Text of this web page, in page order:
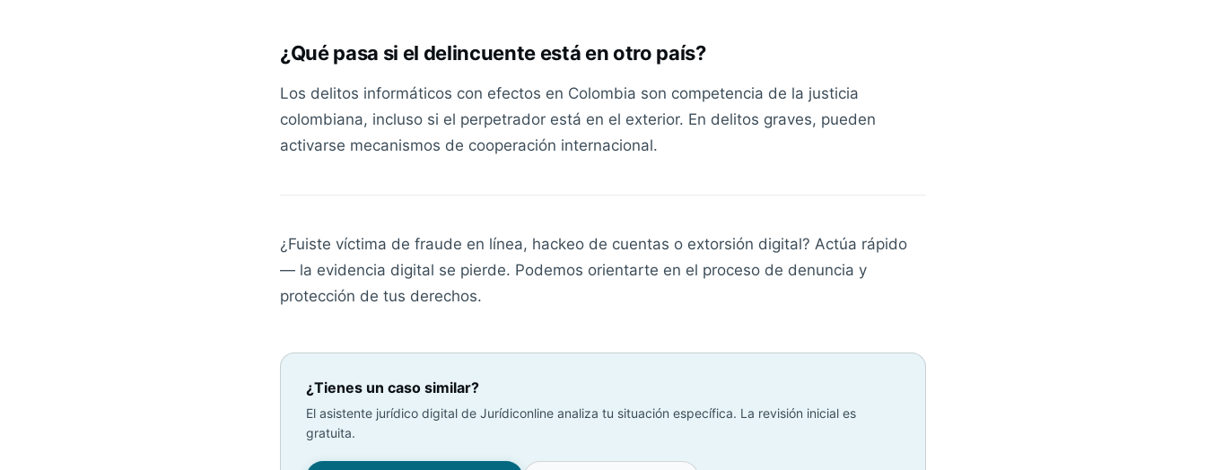
¿Qué pasa si el delincuente está en otro país?
Los delitos informáticos con efectos en Colombia son competencia de la justicia
colombiana, incluso si el perpetrador está en el exterior. En delitos graves, pueden
activarse mecanismos de cooperación internacional.
¿Fuiste víctima de fraude en línea, hackeo de cuentas o extorsión digital? Actúa rápido
— la evidencia digital se pierde. Podemos orientarte en el proceso de denuncia y
protección de tus derechos.
¿Tienes un caso similar?
El asistente jurídico digital de Jurídiconline analiza tu situación específica. La revisión inicial es
gratuita.